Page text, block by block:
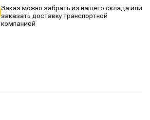
Заказ можно забрать из нашего склада или
заказать доставку транспортной
компанией